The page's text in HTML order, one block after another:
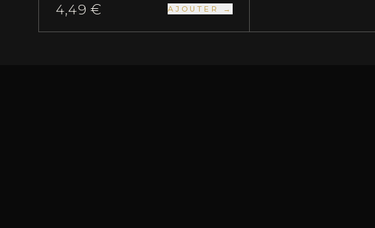
4,49 € AJOUTER →